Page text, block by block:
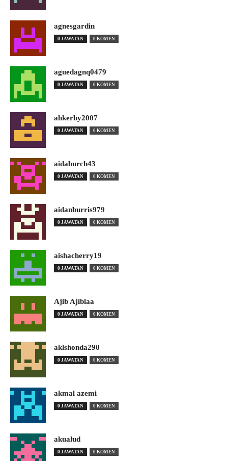
agnesgardin
0 JAWATAN 0 KOMEN
aguedagnq0479
0 JAWATAN 0 KOMEN
ahkerby2007
0 JAWATAN 0 KOMEN
aidaburch43
0 JAWATAN 0 KOMEN
aidanburris979
0 JAWATAN 0 KOMEN
aishacherry19
0 JAWATAN 0 KOMEN
Ajib Ajiblaa
0 JAWATAN 0 KOMEN
aklshonda290
0 JAWATAN 0 KOMEN
akmal azemi
0 JAWATAN 0 KOMEN
akualud
0 JAWATAN 0 KOMEN